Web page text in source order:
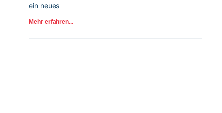
ein neues
Mehr erfahren...